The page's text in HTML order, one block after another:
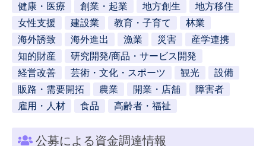
健康・医療
創業・起業 地方創生
地方移住
女性支援
建設業 教育・子育て
林業
海外誘致
海外進出 漁業 災害
産学連携
知的財産
研究開発/商品・サービス開発
経営改善
芸術・文化・スポーツ 観光
設備
販路・需要開拓
農業 開業・店舗
障害者
雇用・人材
食品 高齢者・福祉
公募による資金調達情報